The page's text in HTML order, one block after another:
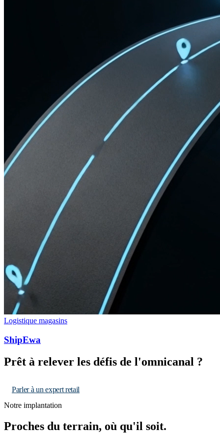
Logistique magasins
ShipEwa
Prêt à relever les défis de l'omnicanal ?
Parler à un expert retail
Notre implantation
Proches du terrain, où qu'il soit.